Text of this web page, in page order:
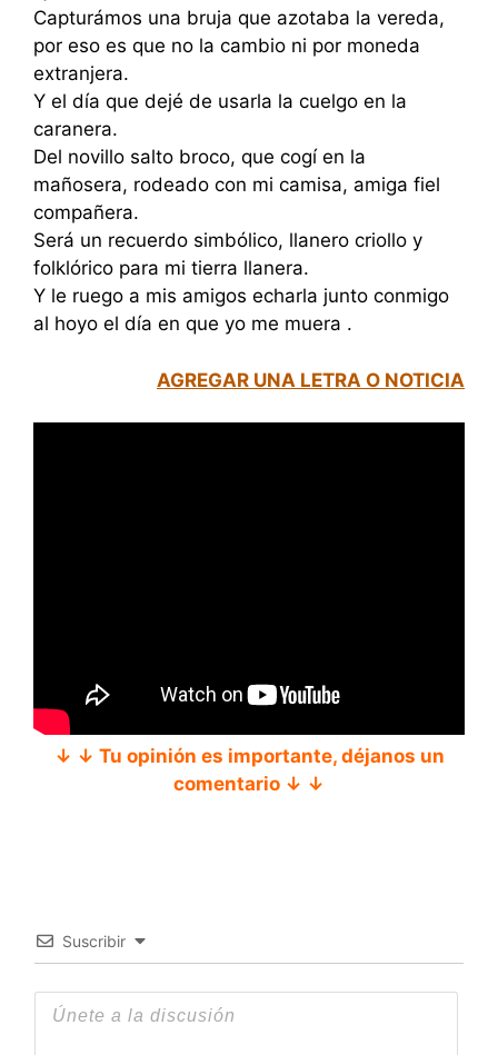
Capturámos una bruja que azotaba la vereda,
por eso es que no la cambio ni por moneda
extranjera.
Y el día que dejé de usarla la cuelgo en la
caranera.
Del novillo salto broco, que cogí en la
mañosera, rodeado con mi camisa, amiga fiel
compañera.
Será un recuerdo simbólico, llanero criollo y
folklórico para mi tierra llanera.
Y le ruego a mis amigos echarla junto conmigo
al hoyo el día en que yo me muera .
AGREGAR UNA LETRA O NOTICIA
↓ ↓ Tu opinión es importante, déjanos un
comentario ↓ ↓
Suscribir